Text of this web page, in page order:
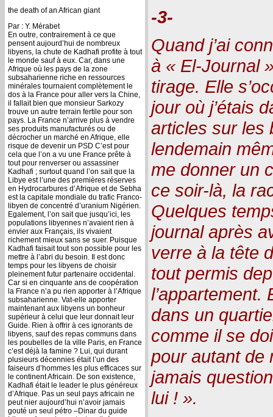
the death of an African giant
Par : Y. Mérabet
En outre, contrairement à ce que
pensent aujourd’hui de nombreux
libyens, la chute de Kadhafi profite à tout
le monde sauf à eux. Car, dans une
Afrique où les pays de la zone
subsaharienne riche en ressources
minérales tournaient complètement le
dos à la France pour aller vers la Chine,
il fallait bien que monsieur Sarkozy
trouve un autre terrain fertile pour son
pays. La France n’arrive plus à vendre
ses produits manufacturés ou de
décrocher un marché en Afrique, elle
risque de devenir un PSD C’est pour
cela que l’on a vu une France prête à
tout pour renverser ou assassiner
Kadhafi ; surtout quand l’on sait que la
Libye est l’une des premières réserves
en Hydrocarbures d’Afrique et de Sebha
est la capitale mondiale du trafic Franco-
libyen de concentré d’uranium Nigérien.
Egalement, l’on sait que jusqu’ici, les
populations libyennes n’avaient rien à
envier aux Français, ils vivaient
richement mieux sans se suer. Puisque
Kadhafi faisait tout son possible pour les
mettre à l’abri du besoin. Il est donc
temps pour les libyens de choisir
pleinement futur partenaire occidental.
Car si en cinquante ans de coopération
la France n’a pu rien apporter à l’Afrique
subsaharienne. Vat-elle apporter
maintenant aux libyens un bonheur
supérieur à celui que leur donnait leur
Guide. Rien à offrir à ces ignorants de
libyens, sauf des repas communs dans
les poubelles de la ville Paris, en France
c’est déjà la famine ? Lui, qui durant
plusieurs décennies était l’un des
faiseurs d’hommes les plus efficaces sur
le continent Africain. De son existence,
Kadhafi était le leader le plus généreux
d’Afrique. Pas un seul pays africain ne
peut nier aujourd’hui n’avoir jamais
gouté un seul pétro –Dinar du guide
-3-
Quand j’ai
à « El-Journal
tirage. Elle
jour où j’étais
articles sur les
lendemain
me donner un
ce soir-là, la
Quelques
journal après
verre à la tête
tout permis
l’appartement.
dans un
comme il se
pour autant de
jamais
lui ! ».